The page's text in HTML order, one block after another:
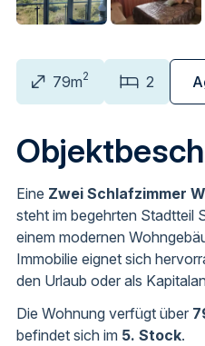
79m2 2
Eine Zwei Schlafzimmer
steht im begehrten Stadtteil
einem modernen
Immobilie eignet sich
den Urlaub oder als
Die Wohnung verfügt über
befindet sich im 5. Stock.